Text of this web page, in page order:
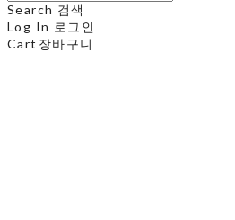
Search 검색
Log In 로그인
Cart 장바구니